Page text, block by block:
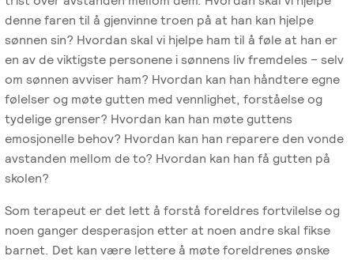
denne faren til å gjenvinne troen på at han kan hjelpe
sønnen sin? Hvordan skal vi hjelpe ham til å føle at han er
en av de viktigste personene i sønnens liv fremdeles – selv
om sønnen avviser ham? Hvordan kan han håndtere egne
følelser og møte gutten med vennlighet, forståelse og
tydelige grenser? Hvordan kan han møte guttens
emosjonelle behov? Hvordan kan han reparere den vonde
avstanden mellom de to? Hvordan kan han få gutten på
skolen?
Som terapeut er det lett å forstå foreldres fortvilelse og
noen ganger desperasjon etter at noen andre skal fikse
barnet. Det kan være lettere å møte foreldrenes ønske